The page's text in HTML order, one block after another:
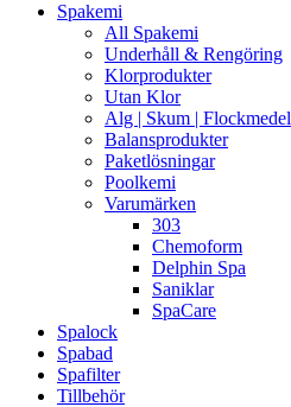
Spakemi
All Spakemi
Underhåll & Rengöring
Klorprodukter
Utan Klor
Alg | Skum | Flockmedel
Balansprodukter
Paketlösningar
Poolkemi
Varumärken
303
Chemoform
Delphin Spa
Saniklar
SpaCare
Spalock
Spabad
Spafilter
Tillbehör